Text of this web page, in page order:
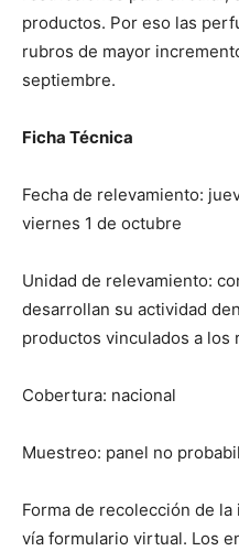
productos. Por eso las
rubros de mayor
septiembre.
Ficha Técnica
Fecha de relevamiento:
viernes 1 de octubre
Unidad de relevamiento:
desarrollan su actividad
productos vinculados a los
Cobertura: nacional
Muestreo: panel no
Forma de recolección de
vía formulario virtual. Los